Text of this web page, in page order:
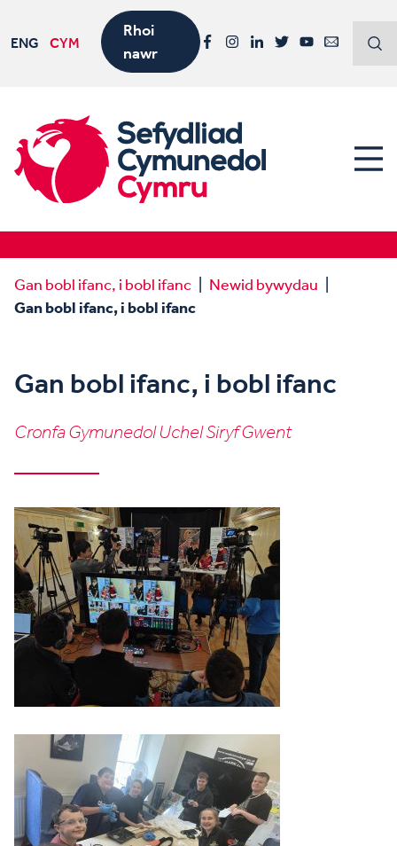
ENG CYM
Rhoi
nawr
Gan bobl ifanc, i bobl ifanc Newid bywydau
Gan bobl ifanc, i bobl ifanc
Gan bobl ifanc, i bobl ifanc
Cronfa Gymunedol Uchel Siryf Gwent